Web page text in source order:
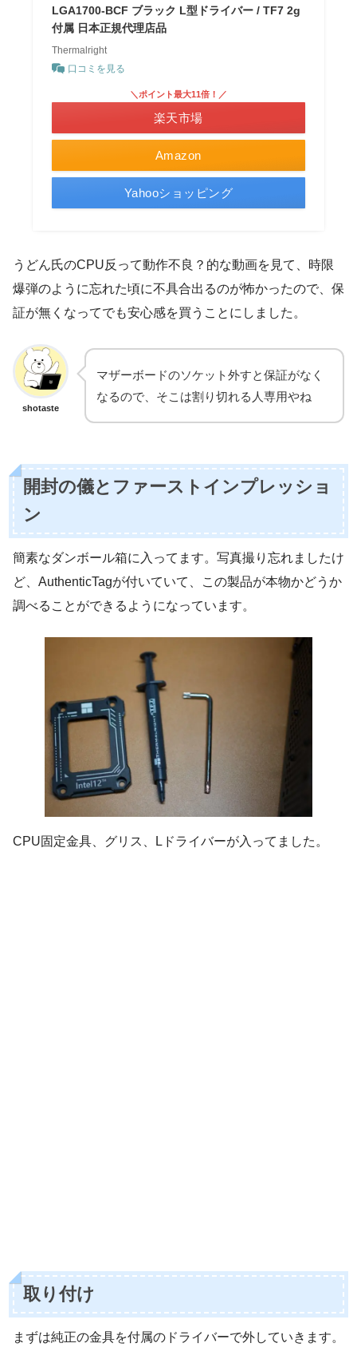
LGA1700-BCF ブラック L型ドライバー / TF7 2g
付属 日本正規代理店品
Thermalright
口コミを見る
Amazon
＼ポイント最大11倍！／
楽天市場
Yahooショッピング
うどん氏のCPU反って動作不良？的な動画を見て、時限
爆弾のように忘れた頃に不具合出るのが怖かったので、保
証が無くなってでも安心感を買うことにしました。
shotaste
マザーボードのソケット外すと保証がなく
なるので、そこは割り切れる人専用やね
開封の儀とファーストインプレッショ
ン
簡素なダンボール箱に入ってます。写真撮り忘れましたけ
ど、AuthenticTagが付いていて、この製品が本物かどうか
調べることができるようになっています。
CPU固定金具、グリス、Lドライバーが入ってました。
取り付け
まずは純正の金具を付属のドライバーで外していきます。